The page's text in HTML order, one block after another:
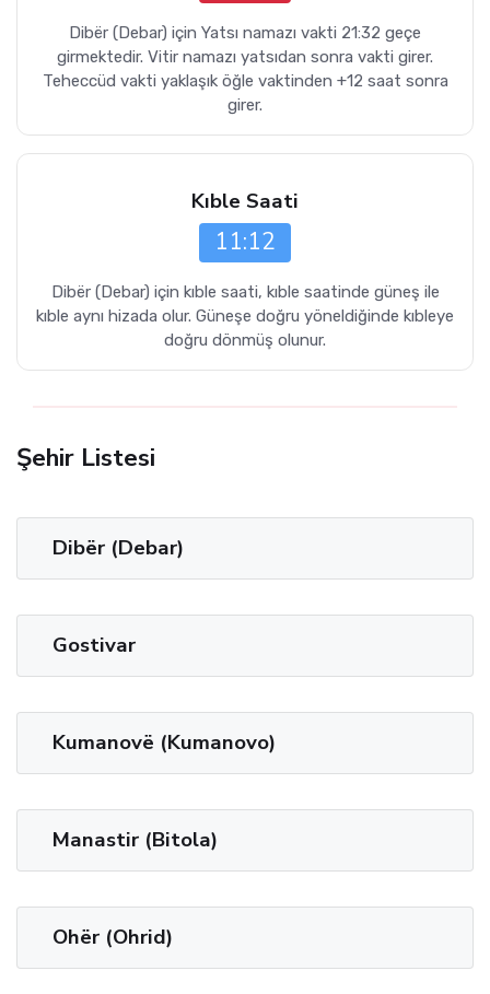
Dibër (Debar) için Yatsı namazı vakti 21:32 geçe
girmektedir. Vitir namazı yatsıdan sonra vakti girer.
Teheccüd vakti yaklaşık öğle vaktinden +12 saat sonra
girer.
Kıble Saati
11:12
Dibër (Debar) için kıble saati, kıble saatinde güneş ile
kıble aynı hizada olur. Güneşe doğru yöneldiğinde kıbleye
doğru dönmüş olunur.
Şehir Listesi
Dibër (Debar)
Gostivar
Kumanovë (Kumanovo)
Manastir (Bitola)
Ohër (Ohrid)